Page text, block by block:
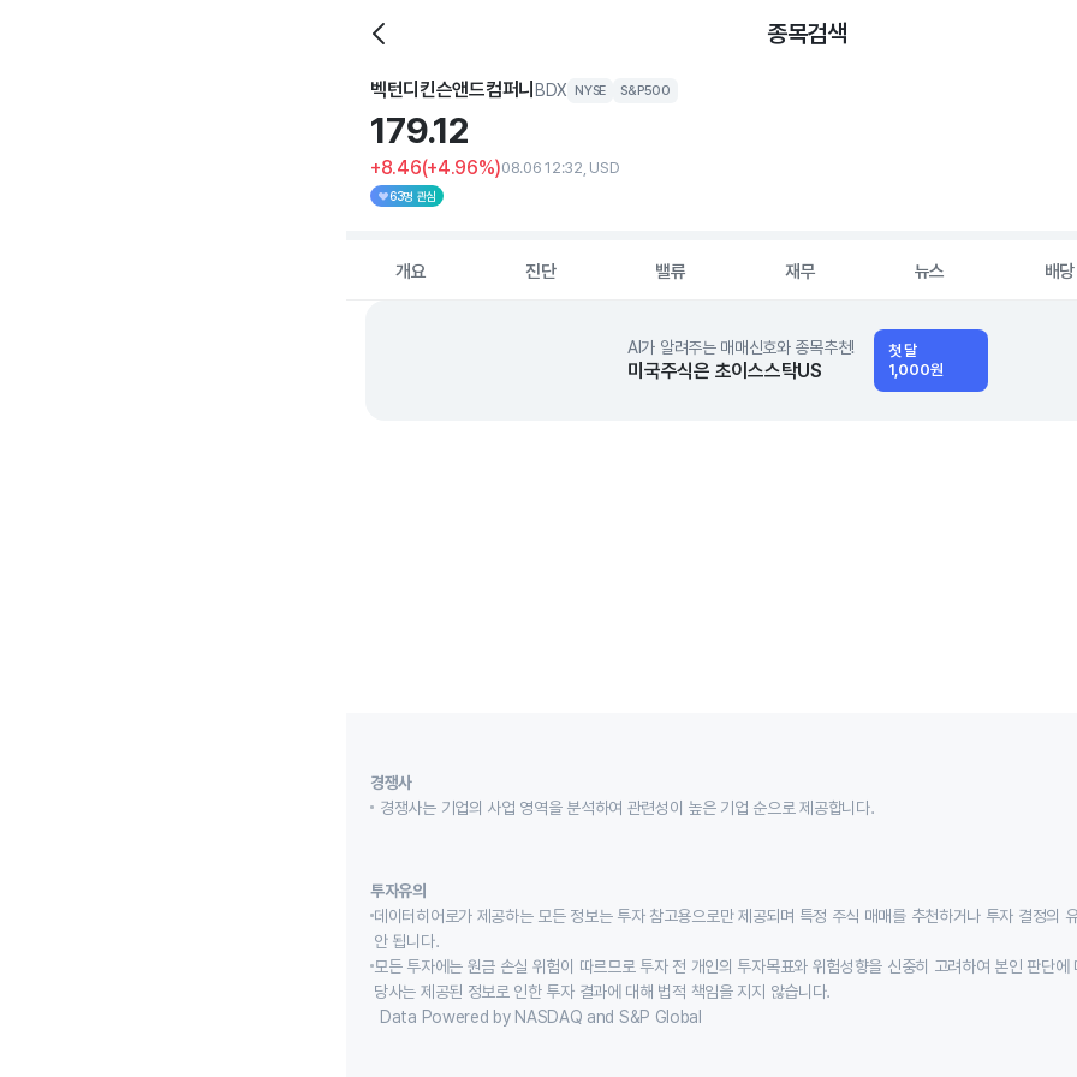
종목검색
벡턴디킨슨앤드컴퍼니 BDX NYSE S&P500
179.12
+8.46(+4.96%)08.06 12:32, USD
63명 관심
개요 진단 밸류 재무 뉴스 배당
AI가 알려주는 매매신호와 종목추천!
미국주식은 초이스스탁US
첫 달
1,000원
경쟁사
경쟁사는 기업의 사업 영역을 분석하여 관련성이 높은 기업 순으로 제공합니다.
투자유의
데이터히어로가 제공하는 모든 정보는 투자 참고용으로만 제공되며 특정 주식 매매를 추천하거나 투자 결정의
안 됩니다.
모든 투자에는 원금 손실 위험이 따르므로 투자 전 개인의 투자목표와 위험성향을 신중히 고려하여 본인 판단에
당사는 제공된 정보로 인한 투자 결과에 대해 법적 책임을 지지 않습니다.
Data Powered by NASDAQ and S&P Global